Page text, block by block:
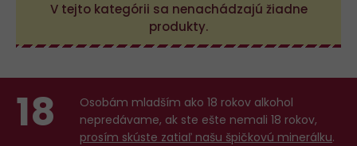
V tejto kategórii sa nenachádzajú žiadne
produkty.
18
Osobám mladším ako 18 rokov alkohol
nepredávame, ak ste ešte nemali 18 rokov,
prosím skúste zatiaľ našu špičkovú minerálku.